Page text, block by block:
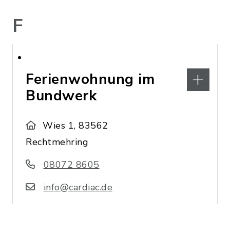
F
Ferienwohnung im
Bundwerk
Wies 1, 83562
Rechtmehring
08072 8605
info@cardiac.de